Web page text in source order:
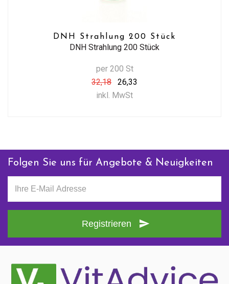
DNH Strahlung 200 Stück
DNH Strahlung 200 Stück
per 200 St
32,18
26,33
inkl. MwSt
Folgen Sie uns für Angebote & Neuigkeiten
Registrieren